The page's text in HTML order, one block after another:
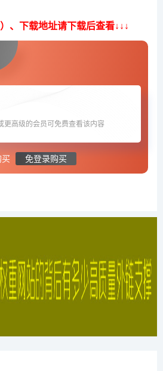
、下载地址请下载后查看↓↓↓
更高级的会员可免费查看该内容
买 免登录购买